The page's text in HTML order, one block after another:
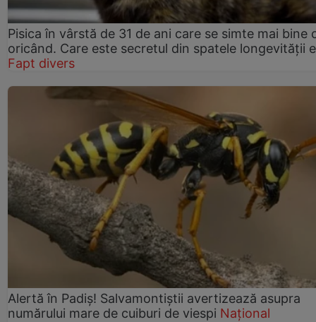
Pisica în vârstă de 31 de ani care se simte mai bine
oricând. Care este secretul din spatele longevității
Fapt divers
Alertă în Padiș! Salvamontiștii avertizează asupra
numărului mare de cuiburi de viespi Național